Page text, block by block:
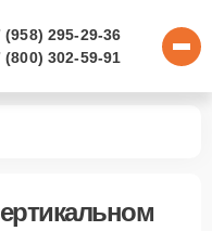
(958) 295-29-36
(800) 302-59-91